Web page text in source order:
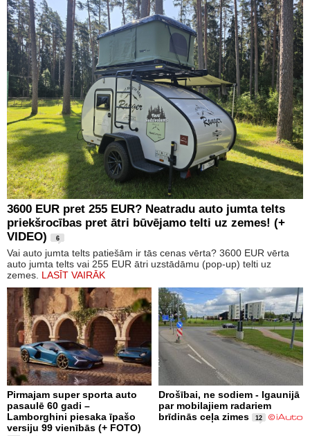
3600 EUR pret 255 EUR? Neatradu auto jumta telts
priekšrocības pret ātri būvējamo telti uz zemes! (+
VIDEO)
6
Vai auto jumta telts patiešām ir tās cenas vērta? 3600 EUR vērta
auto jumta telts vai 255 EUR ātri uzstādāmu (pop-up) telti uz
zemes. LASĪT VAIRĀK
Pirmajam super sporta auto
pasaulē 60 gadi –
Lamborghini piesaka īpašo
versiju 99 vienībās (+ FOTO)
Drošībai, ne sodiem - Igaunijā
par mobilajiem radariem
brīdinās ceļa zimes
12